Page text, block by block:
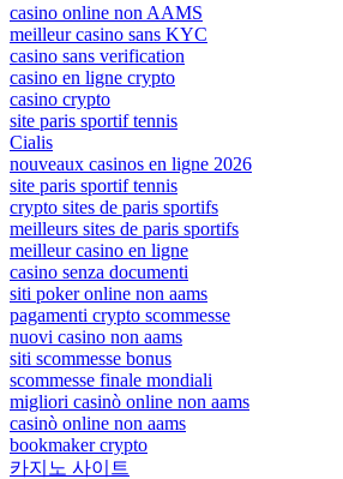
casino online non AAMS
meilleur casino sans KYC
casino sans verification
casino en ligne crypto
casino crypto
site paris sportif tennis
Cialis
nouveaux casinos en ligne 2026
site paris sportif tennis
crypto sites de paris sportifs
meilleurs sites de paris sportifs
meilleur casino en ligne
casino senza documenti
siti poker online non aams
pagamenti crypto scommesse
nuovi casino non aams
siti scommesse bonus
scommesse finale mondiali
migliori casinò online non aams
casinò online non aams
bookmaker crypto
카지노 사이트